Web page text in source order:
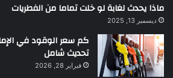
ماذا يحدث لغابة لو خلت تماما من الفطريات
ديسمبر 13, 2025
تحديث شامل
فبراير 28, 2026